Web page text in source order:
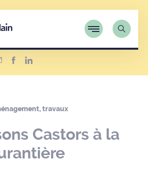
travaux
Castors à la